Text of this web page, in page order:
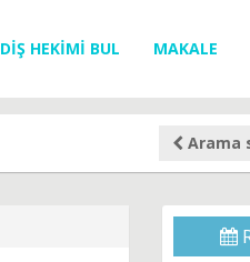
DİŞ HEKİMİ BUL MAKALE
Arama